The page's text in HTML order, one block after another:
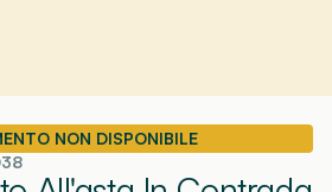
NON DISPONIBILE